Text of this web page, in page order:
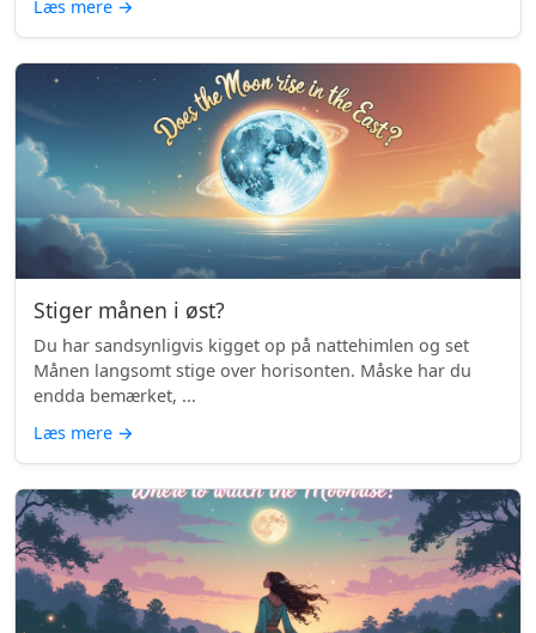
Læs mere →
Stiger månen i øst?
Du har sandsynligvis kigget op på nattehimlen og set
Månen langsomt stige over horisonten. Måske har du
endda bemærket, ...
Læs mere →